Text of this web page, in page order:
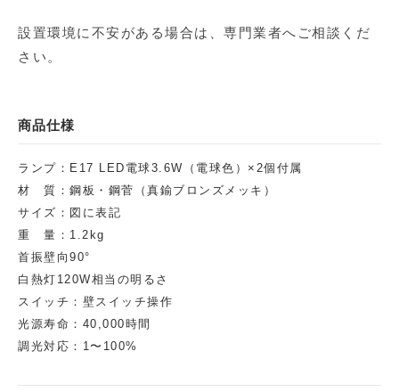
設置環境に不安がある場合は、専門業者へご相談くだ
さい。
商品仕様
ランプ：E17 LED電球3.6W（電球色）×2個付属
材 質：鋼板・鋼菅（真鍮ブロンズメッキ）
サイズ：図に表記
重 量：1.2kg
首振壁向90°
白熱灯120W相当の明るさ
スイッチ：壁スイッチ操作
光源寿命：40,000時間
調光対応：1〜100%